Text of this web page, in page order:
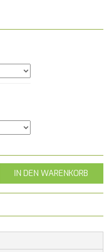
IN DEN WARENKORB